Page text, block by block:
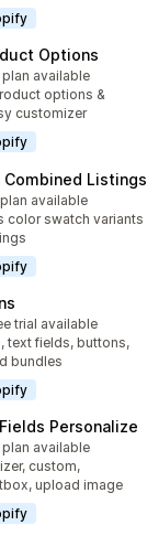
Options
plan available
options &
customizer
Listings
available
color swatch variants
trial available
text fields, buttons,
bundles
Personalize
plan available
custom,
upload image